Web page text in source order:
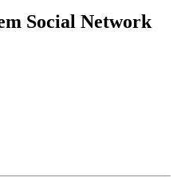
Social Network